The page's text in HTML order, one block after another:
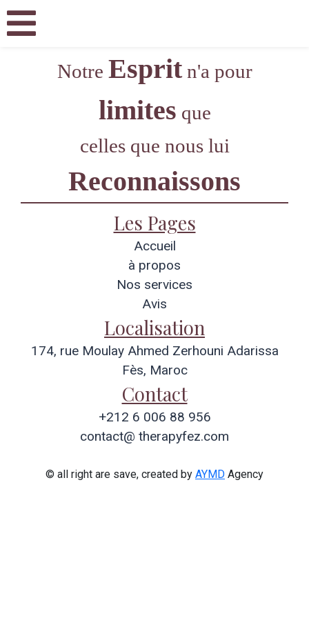
Notre Espritn'a pour
limites que
celles que nous lui
Reconnaissons
Les Pages
Accueil
à propos
Nos services
Avis
Localisation
174, rue Moulay Ahmed Zerhouni Adarissa
Fès, Maroc
Contact
+212 6 006 88 956
contact@ therapyfez.com
© all right are save, created by AYMD Agency